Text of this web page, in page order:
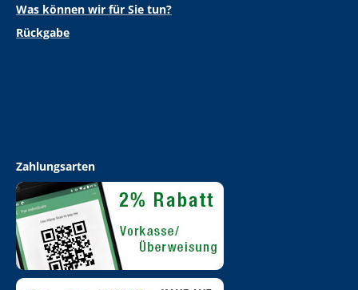
Was können wir für Sie tun?
Rückgabe
Zahlungsarten